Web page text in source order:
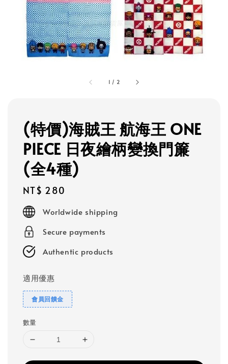
1 / 2
(特價)海賊王 航海王 ONE
PIECE 日夜繪柄變換門簾
(全4種)
Regular
price
NT$ 280
Worldwide shipping
Secure payments
Authentic products
適用優惠
會員回饋金
數量